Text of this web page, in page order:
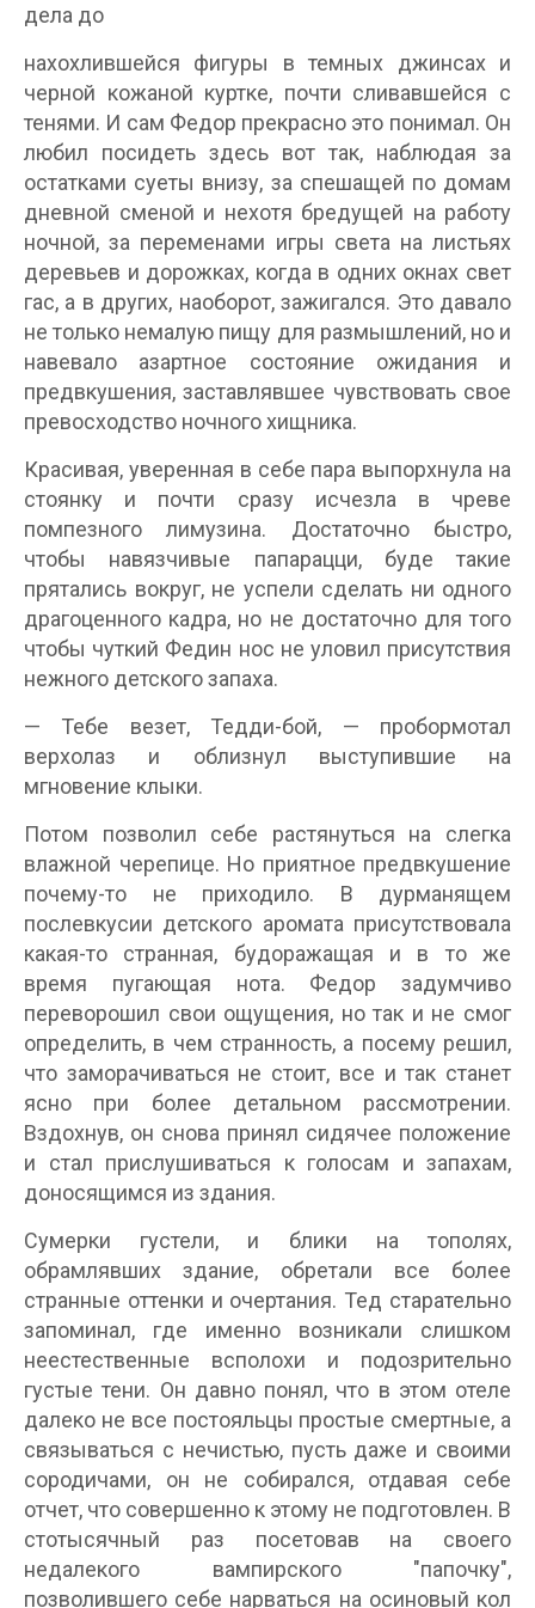
дела до
нахохлившейся фигуры в темных джинсах и
черной кожаной куртке, почти сливавшейся с
тенями. И сам Федор прекрасно это понимал. Он
любил посидеть здесь вот так, наблюдая за
остатками суеты внизу, за спешащей по домам
дневной сменой и нехотя бредущей на работу
ночной, за переменами игры света на листьях
деревьев и дорожках, когда в одних окнах свет
гас, а в других, наоборот, зажигался. Это давало
не только немалую пищу для размышлений, но и
навевало азартное состояние ожидания и
предвкушения, заставлявшее чувствовать свое
превосходство ночного хищника.
Красивая, уверенная в себе пара выпорхнула на
стоянку и почти сразу исчезла в чреве
помпезного лимузина. Достаточно быстро,
чтобы навязчивые папарацци, буде такие
прятались вокруг, не успели сделать ни одного
драгоценного кадра, но не достаточно для того
чтобы чуткий Федин нос не уловил присутствия
нежного детского запаха.
— Тебе везет, Тедди-бой, — пробормотал
верхолаз и облизнул выступившие на
мгновение клыки.
Потом позволил себе растянуться на слегка
влажной черепице. Но приятное предвкушение
почему-то не приходило. В дурманящем
послевкусии детского аромата присутствовала
какая-то странная, будоражащая и в то же
время пугающая нота. Федор задумчиво
переворошил свои ощущения, но так и не смог
определить, в чем странность, а посему решил,
что заморачиваться не стоит, все и так станет
ясно при более детальном рассмотрении.
Вздохнув, он снова принял сидячее положение
и стал прислушиваться к голосам и запахам,
доносящимся из здания.
Сумерки густели, и блики на тополях,
обрамлявших здание, обретали все более
странные оттенки и очертания. Тед старательно
запоминал, где именно возникали слишком
неестественные всполохи и подозрительно
густые тени. Он давно понял, что в этом отеле
далеко не все постояльцы простые смертные, а
связываться с нечистью, пусть даже и своими
сородичами, он не собирался, отдавая себе
отчет, что совершенно к этому не подготовлен. В
стотысячный раз посетовав на своего
недалекого вампирского "папочку",
позволившего себе нарваться на осиновый кол